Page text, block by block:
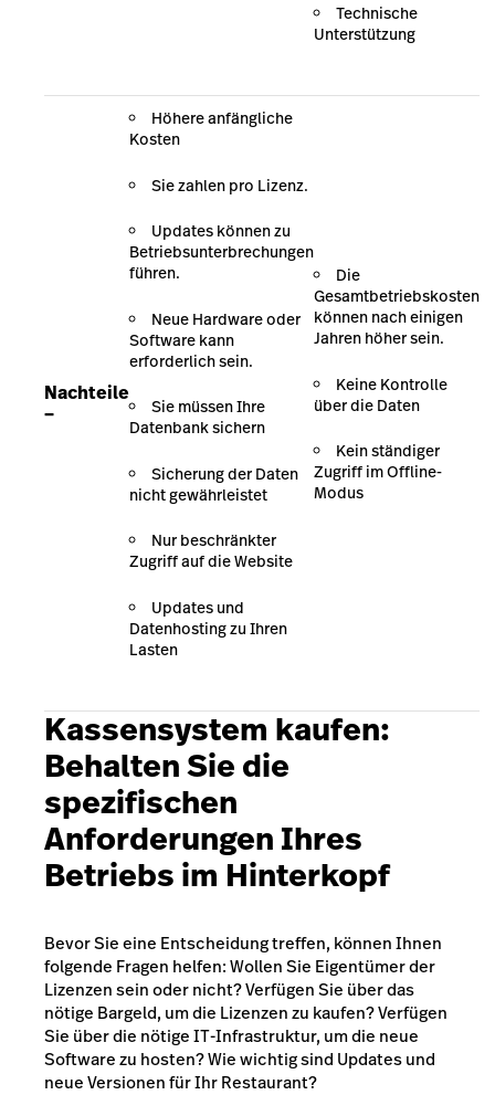
Technische
Unterstützung
Nachteile
–
Höhere anfängliche
Kosten
Sie zahlen pro Lizenz.
Updates können zu
Betriebsunterbrechungen
führen.
Neue Hardware oder
Software kann
erforderlich sein.
Sie müssen Ihre
Datenbank sichern
Sicherung der Daten
nicht gewährleistet
Nur beschränkter
Zugriff auf die Website
Updates und
Datenhosting zu Ihren
Lasten
Die
Gesamtbetriebskosten
können nach einigen
Jahren höher sein.
Keine Kontrolle
über die Daten
Kein ständiger
Zugriff im Offline-
Modus
Kassensystem kaufen:
Behalten Sie die
spezifischen
Anforderungen Ihres
Betriebs im Hinterkopf
Bevor Sie eine Entscheidung treffen, können Ihnen
folgende Fragen helfen: Wollen Sie Eigentümer der
Lizenzen sein oder nicht? Verfügen Sie über das
nötige Bargeld, um die Lizenzen zu kaufen? Verfügen
Sie über die nötige IT-Infrastruktur, um die neue
Software zu hosten? Wie wichtig sind Updates und
neue Versionen für Ihr Restaurant?